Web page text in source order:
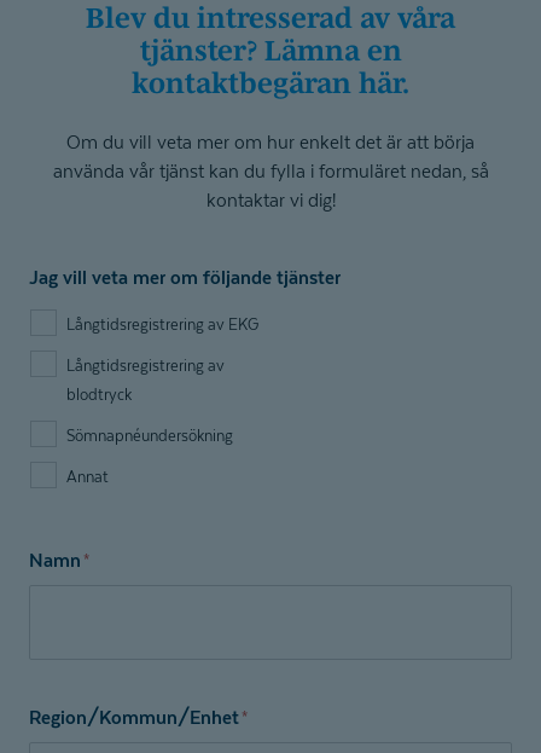
Blev du intresserad av våra
tjänster? Lämna en
kontaktbegäran här.
Om du vill veta mer om hur enkelt det är att börja
använda vår tjänst kan du fylla i formuläret nedan, så
kontaktar vi dig!
Jag vill veta mer om följande tjänster
Långtidsregistrering av EKG
Långtidsregistrering av
blodtryck
Sömnapnéundersökning
Annat
Namn *
Region/Kommun/Enhet *